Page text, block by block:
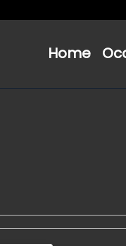
Home